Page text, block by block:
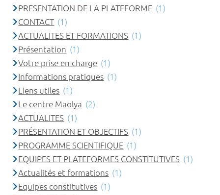
PRESENTATION DE LA PLATEFORME (1)
CONTACT (1)
ACTUALITES ET FORMATIONS (1)
Présentation (1)
Votre prise en charge (1)
Informations pratiques (1)
Liens utiles (1)
Le centre Maolya (2)
ACTUALITES (1)
PRÉSENTATION ET OBJECTIFS (1)
PROGRAMME SCIENTIFIQUE (1)
EQUIPES ET PLATEFORMES CONSTITUTIVES (1)
Actualités et formations (1)
Equipes constitutives (1)